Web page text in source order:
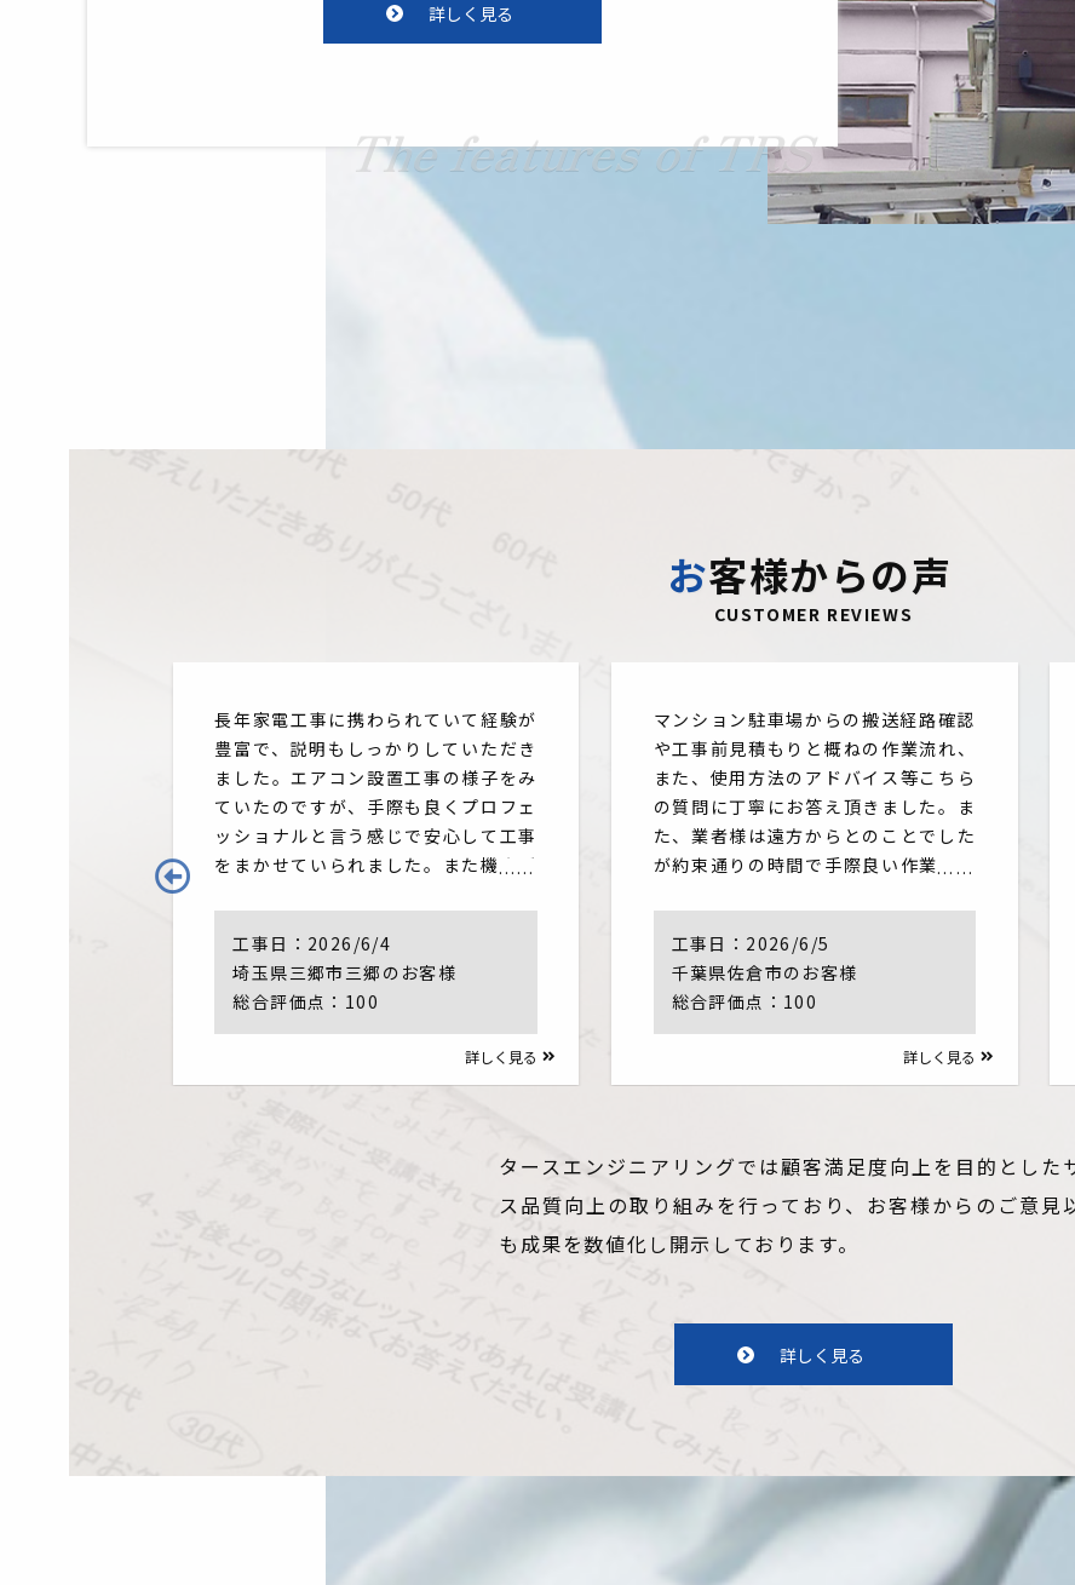
詳しく見る
The features of TRS
お客様からの声
CUSTOMER REVIEWS
長年家電工事に携わられていて経験が
豊富で、説明もしっかりしていただき
ました。エアコン設置工事の様子をみ
ていたのですが、手際も良くプロフェ
ッショナルと言う感じで安心して工事
をまかせていられました。また機会が
き納得して支払いできました。
工事日： 2026/6/4
埼玉県三郷市三郷のお客様
総合評価点：100
詳しく見る
マンション駐車場からの搬送経路確認
や工事前見積もりと概ねの作業流れ、
また、使用方法のアドバイス等こちら
の質問に丁寧にお答え頂きました。ま
た、業者様は遠方からとのことでした
が約束通りの時間で手際良い作業でし
ありがとうございました
工事日： 2026/6/5
千葉県佐倉市のお客様
総合評価点：100
詳しく見る
タースエンジニアリングでは顧客満足度向上を目的とした
ス品質向上の取り組みを行っており、お客様からのご意見
も成果を数値化し開示しております。
詳しく見る